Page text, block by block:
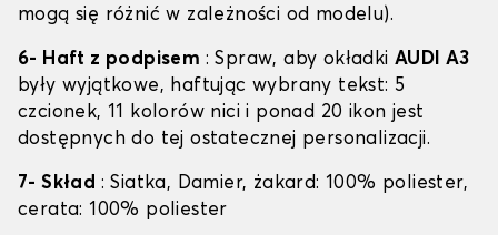
mogą się różnić w zależności od modelu).
6- Haft z podpisem : Spraw, aby okładkiAUDI A3
były wyjątkowe, haftując wybrany tekst: 5
czcionek, 11 kolorów nici i ponad 20 ikon jest
dostępnych do tej ostatecznej personalizacji.
7- Skład : Siatka, Damier, żakard: 100% poliester,
cerata: 100% poliester